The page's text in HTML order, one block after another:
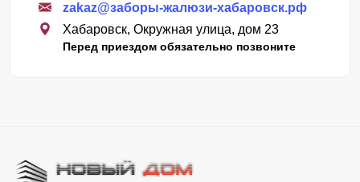
zakaz@заборы-жалюзи-хабаровск.рф
Хабаровск, Окружная улица, дом 23
Перед приездом обязательно позвоните